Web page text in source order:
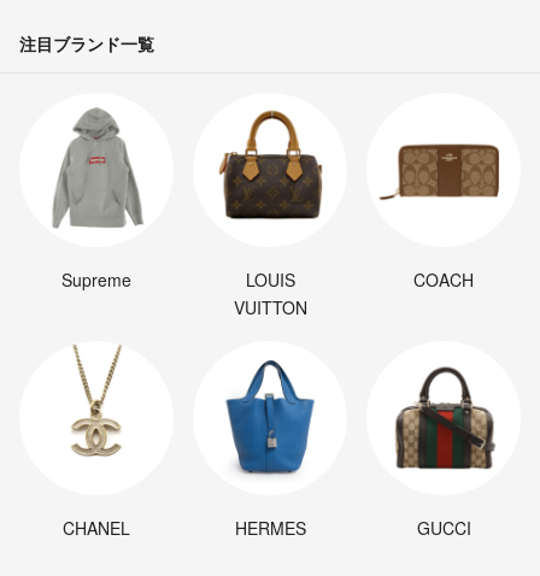
注目ブランド一覧
Supreme
LOUIS
VUITTON
COACH
CHANEL HERMES GUCCI